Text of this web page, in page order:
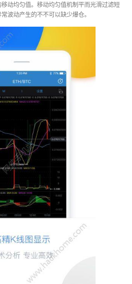
动均匀值。移动均匀值机制平而光滑过滤短
波动产生的不不可以缺少爆仓。